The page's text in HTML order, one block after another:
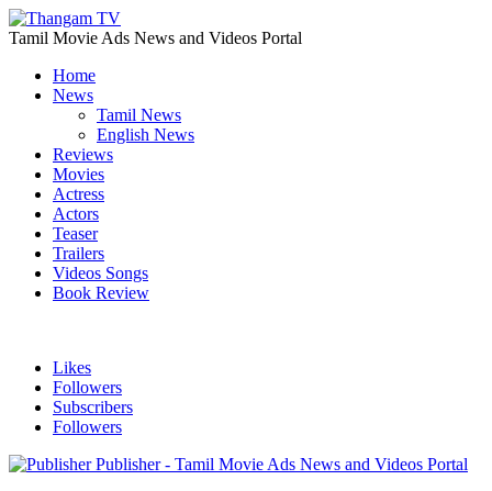
Tamil Movie Ads News and Videos Portal
Home
News
Tamil News
English News
Reviews
Movies
Actress
Actors
Teaser
Trailers
Videos Songs
Book Review
Likes
Followers
Subscribers
Followers
Publisher - Tamil Movie Ads News and Videos Portal